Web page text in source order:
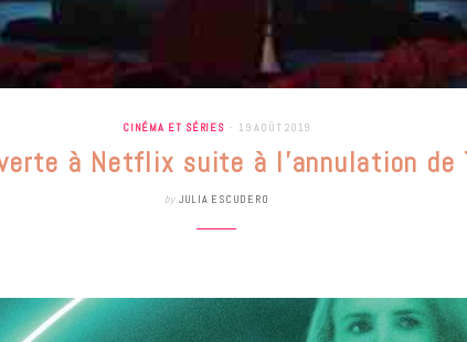
CINÉMA ET SÉRIES 19 AOÛT 2019
à Netflix suite à l’annulation de
by JULIA ESCUDERO